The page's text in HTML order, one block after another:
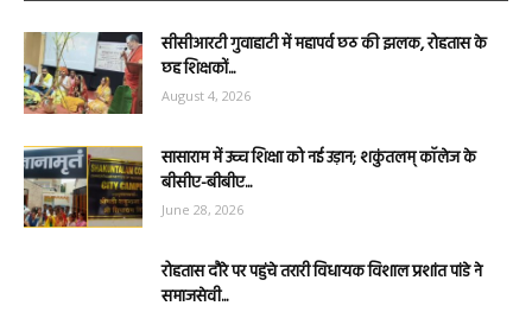
सीसीआरटी गुवाहाटी में महापर्व छठ की झलक, रोहतास के
छह शिक्षकों...
August 4, 2026
सासाराम में उच्च शिक्षा को नई उड़ान; शकुंतलम् कॉलेज के
बीसीए-बीबीए...
June 28, 2026
रोहतास दौरे पर पहुंचे तरारी विधायक विशाल प्रशांत पांडे ने
समाजसेवी...